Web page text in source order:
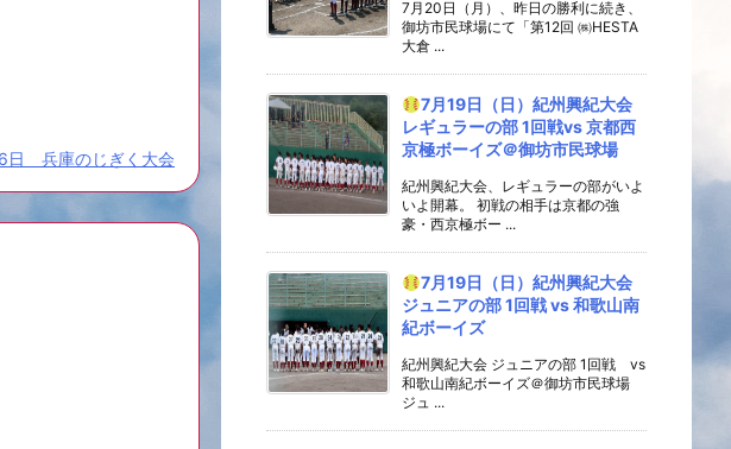
日 兵庫のじぎく大会
7月20日（月）、昨日の勝利に続き、
御坊市民球場にて「第12回 ㈱HESTA
大倉 ...
7月19日（日）紀州興紀大会
レギュラーの部 1回戦vs 京都西
京極ボーイズ＠御坊市民球場
紀州興紀大会、レギュラーの部がいよ
いよ開幕。 初戦の相手は京都の強
豪・西京極ボー ...
7月19日（日）紀州興紀大会
ジュニアの部 1回戦 vs 和歌山南
紀ボーイズ
紀州興紀大会 ジュニアの部 1回戦 vs
和歌山南紀ボーイズ＠御坊市民球場
ジュ ...